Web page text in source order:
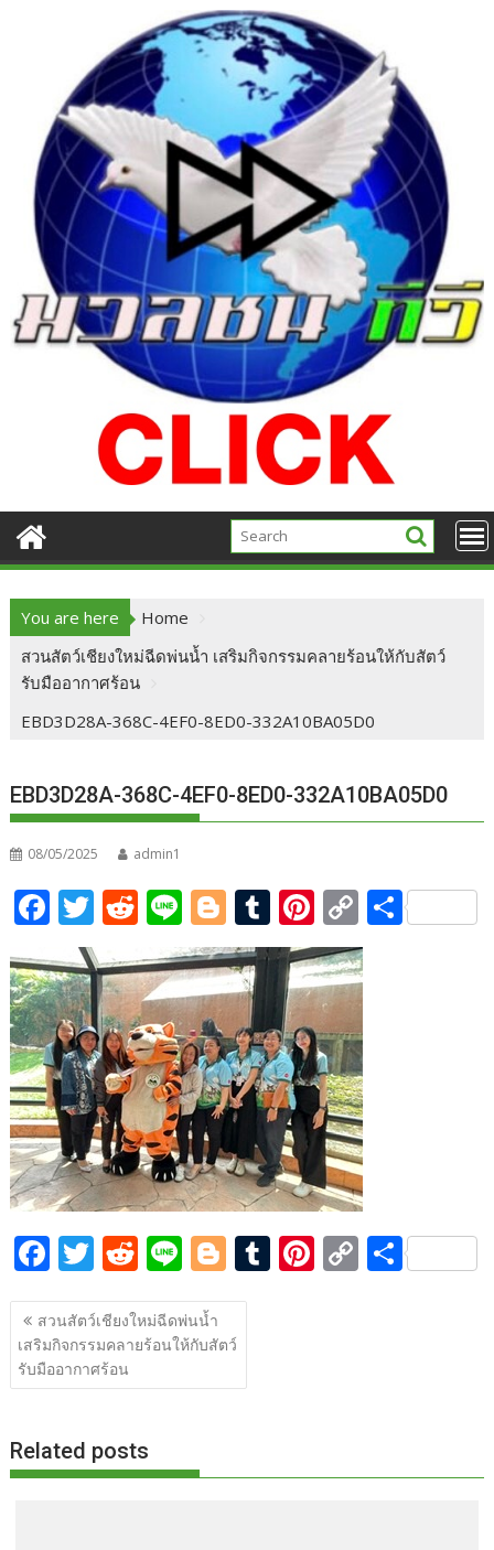
You are here
Home
สวนสัตว์เชียงใหม่ฉีดพ่นน้ำ เสริมกิจกรรมคลายร้อนให้กับสัตว์
รับมืออากาศร้อน
EBD3D28A-368C-4EF0-8ED0-332A10BA05D0
EBD3D28A-368C-4EF0-8ED0-332A10BA05D0
08/05/2025 admin1
F
ac
e
b
o
o
k
T
w
itt
er
R
d
di
t
Li
n
e
Bl
o
g
g
er
T
u
m
bl
r
Pi
nt
er
e
st
C
o
p
y
Li
n
k
S
F
ac
e
b
o
k
T
w
itt
er
R
e
d
di
t
Li
n
e
Bl
o
g
er
T Pi C
k
S
แนะแนว
เรื่อง
สวนสัตว์เชียงใหม่ฉีดพ่นน้ำ
เสริมกิจกรรมคลายร้อนให้กับสัตว์
รับมืออากาศร้อน
Related posts